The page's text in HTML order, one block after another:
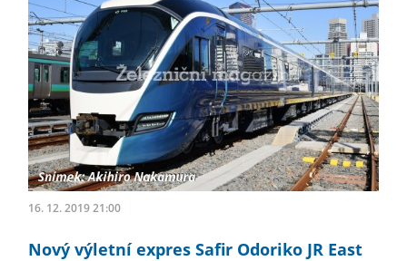
16. 12. 2019 21:00
Nový výletní expres Safir Odoriko JR East